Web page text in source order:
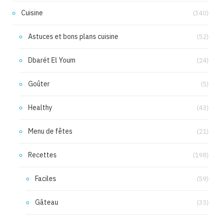
Cuisine (340)
Astuces et bons plans cuisine (52)
Dbarét El Youm (24)
Goûter (5)
Healthy (43)
Menu de fêtes (21)
Recettes (198)
Faciles (59)
Gâteau (33)